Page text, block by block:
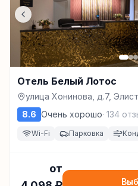
Отель Белый Лотос
улица Хонинова, д.7,
8.6 Очень хорошо· 134
Wi-Fi Парковка
от